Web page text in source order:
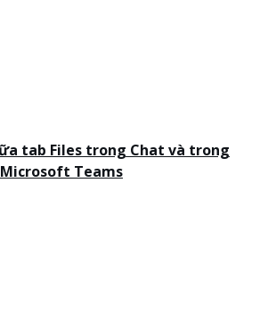
tab Files trong Chat và trong
Teams